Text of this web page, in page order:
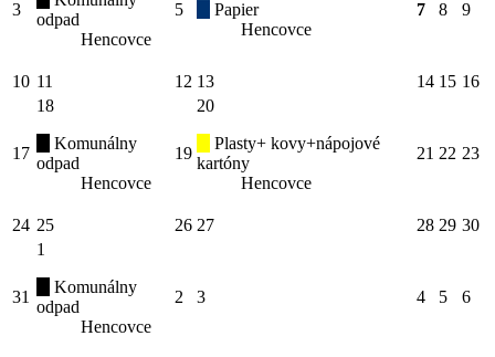
3
odpad
Hencovce
5
Papier
Hencovce
7 8 9
10 11 12 13 14 15 16
17
18
Komunálny
odpad
Hencovce
19
20
Plasty+ kovy+nápojové
kartóny
Hencovce
21 22 23
24 25 26 27 28 29 30
31
1
Komunálny
odpad
Hencovce
2 3 4 5 6